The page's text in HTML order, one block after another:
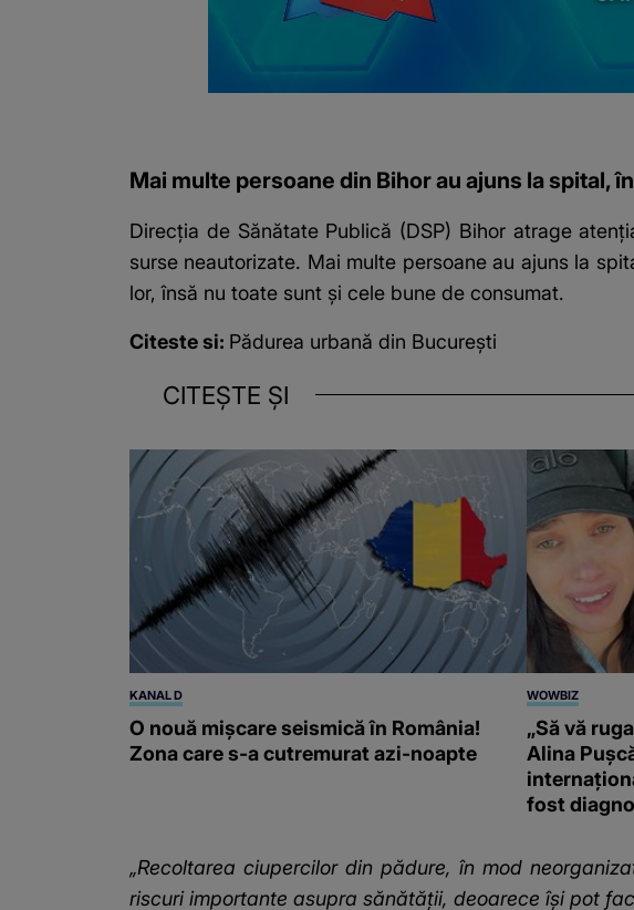
Mai multe persoane din Bihor au ajuns la
Direcția de Sănătate Publică (DSP) Bihor atrage
surse neautorizate. Mai multe persoane au ajuns la
lor, însă nu toate sunt și cele bune de consumat.
Citeste si: Pădurea urbană din București
CITEȘTE ȘI
KANAL D
O nouă mișcare seismică în România!
Zona care s-a cutremurat azi-noapte
WOWBIZ
„Să vă
Alina
fost
„Recoltarea ciupercilor din pădure, în mod
riscuri importante asupra sănătăţii, deoarece îşi pot